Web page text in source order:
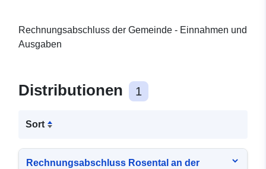
Rechnungsabschluss der Gemeinde - Einnahmen und
Ausgaben
Distributionen 1
Sort
Rechnungsabschluss Rosental an der